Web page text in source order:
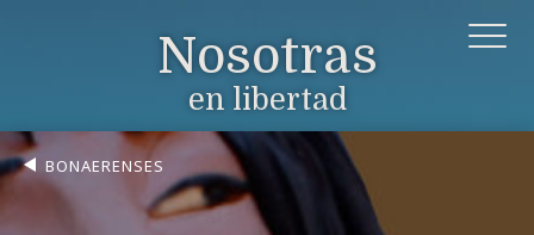
Nosotras
en libertad
BONAERENSES